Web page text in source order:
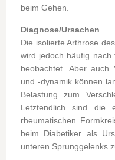
beim Gehen.
Diagnose/Ursachen
Die isolierte Arthrose
wird jedoch häufig nach
beobachtet. Aber auch
und -dynamik können
Belastung zum
Letztendlich sind die
rheumatischen
beim Diabetiker als
unteren Sprunggelenks